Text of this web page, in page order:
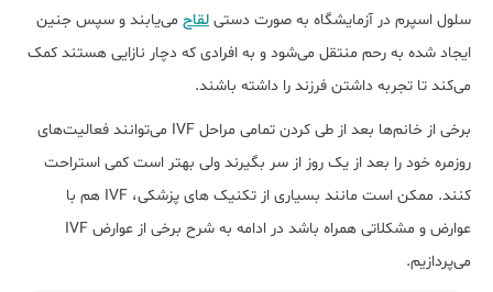
سلول اسپرم در آزمایشگاه به صورت دستی لقاح می‌یابند و سپس جنین
ایجاد شده به رحم منتقل می‌شود و به افرادی که دچار نازایی هستند کمک
می‌کند تا تجربه داشتن فرزند را داشته باشند.
برخی از خانم‌ها بعد از طی کردن تمامی مراحل IVF می‌توانند فعالیت‌های
روزمره خود را بعد از یک روز از سر بگیرند ولی بهتر است کمی استراحت
کنند. ممکن است مانند بسیاری از تکنیک های پزشکی، IVF هم با
عوارض و مشکلاتی همراه باشد در ادامه به شرح برخی از عوارض IVF
می‌پردازیم.